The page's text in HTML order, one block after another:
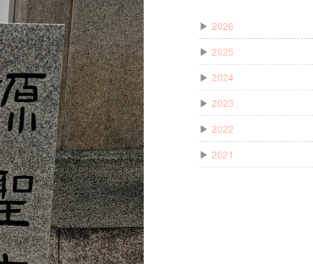
▶ 2026
▶ 2025
▶ 2024
▶ 2023
▶ 2022
▶ 2021